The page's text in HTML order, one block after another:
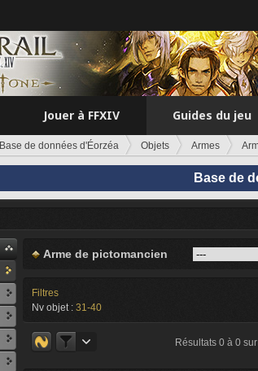
Jouer à FFXIV Guides du jeu
Base de données d'Éorzéa Objets Armes
Base de
Arme de pictomancien
Filtres
Nv objet : 31-40
Résultats 0 à 0